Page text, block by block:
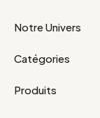
Notre Univers
Catégories
Produits